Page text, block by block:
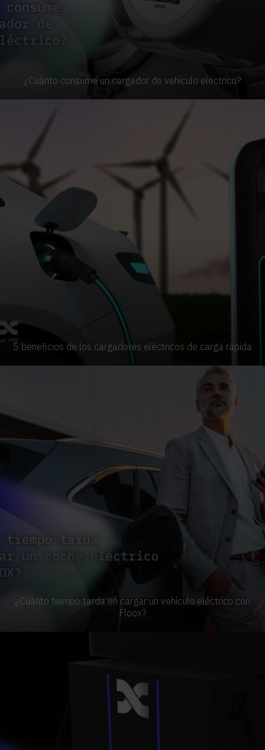
¿Cuánto consume un cargador de vehículo eléctrico?
5 beneficios de los cargadores eléctricos de carga rápida
¿Cuánto tiempo tarda en cargar un vehículo eléctrico con
Floox?